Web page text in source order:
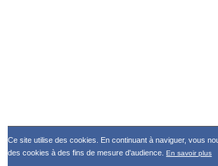
Ce site utilise des cookies. En continuant à naviguer, vous
des cookies à des fins de mesure d'audience.En savoir plus